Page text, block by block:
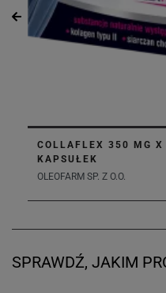
COLLAFLEX 350 MG X
KAPSUŁEK
OLEOFARM SP. Z O.O.
SPRAWDŹ, JAKIM